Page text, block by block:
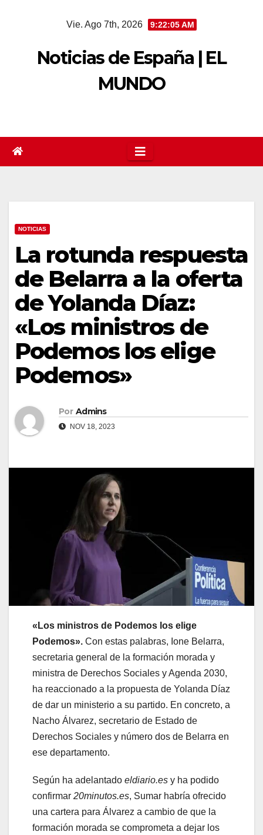
Vie. Ago 7th, 2026 9:22:06 AM
Noticias de España | EL
MUNDO
NOTICIAS
La rotunda respuesta
de Belarra a la oferta
de Yolanda Díaz:
«Los ministros de
Podemos los elige
Podemos»
Por Admins
NOV 18, 2023
«Los ministros de Podemos los elige
Podemos». Con estas palabras, Ione Belarra,
secretaria general de la formación morada y
ministra de Derechos Sociales y Agenda 2030,
ha reaccionado a la propuesta de Yolanda Díaz
de dar un ministerio a su partido. En concreto, a
Nacho Álvarez, secretario de Estado de
Derechos Sociales y número dos de Belarra en
ese departamento.
Según ha adelantado eldiario.es y ha podido
confirmar 20minutos.es, Sumar habría ofrecido
una cartera para Álvarez a cambio de que la
formación morada se comprometa a dejar los